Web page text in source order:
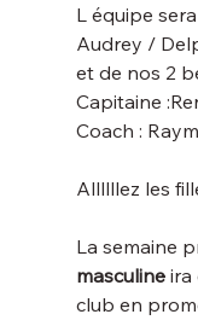
L équipe
Audrey /
et de nos 2
Capitaine
Coach :
Allllllez les
La semaine
masculine ira
club en